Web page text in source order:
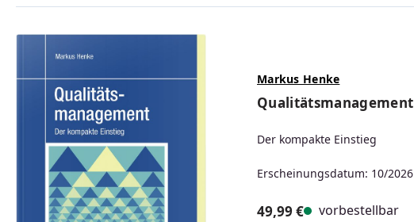
Markus Henke
Qualitätsmanagement
Der kompakte Einstieg
Erscheinungsdatum: 10/2026
49,99 € vorbestellbar